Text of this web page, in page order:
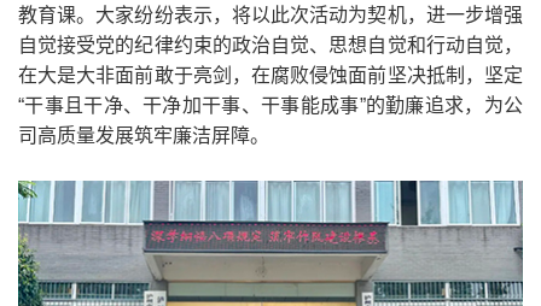
教育课。大家纷纷表示，将以此次活动为契机，进一步增强
自觉接受党的纪律约束的政治自觉、思想自觉和行动自觉，
在大是大非面前敢于亮剑，在腐败侵蚀面前坚决抵制，坚定
“干事且干净、干净加干事、干事能成事”的勤廉追求，为公
司高质量发展筑牢廉洁屏障。